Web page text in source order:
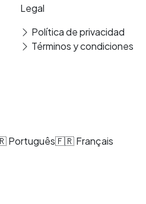
Legal
Política de privacidad
Términos y condiciones
Português🇫🇷 Français